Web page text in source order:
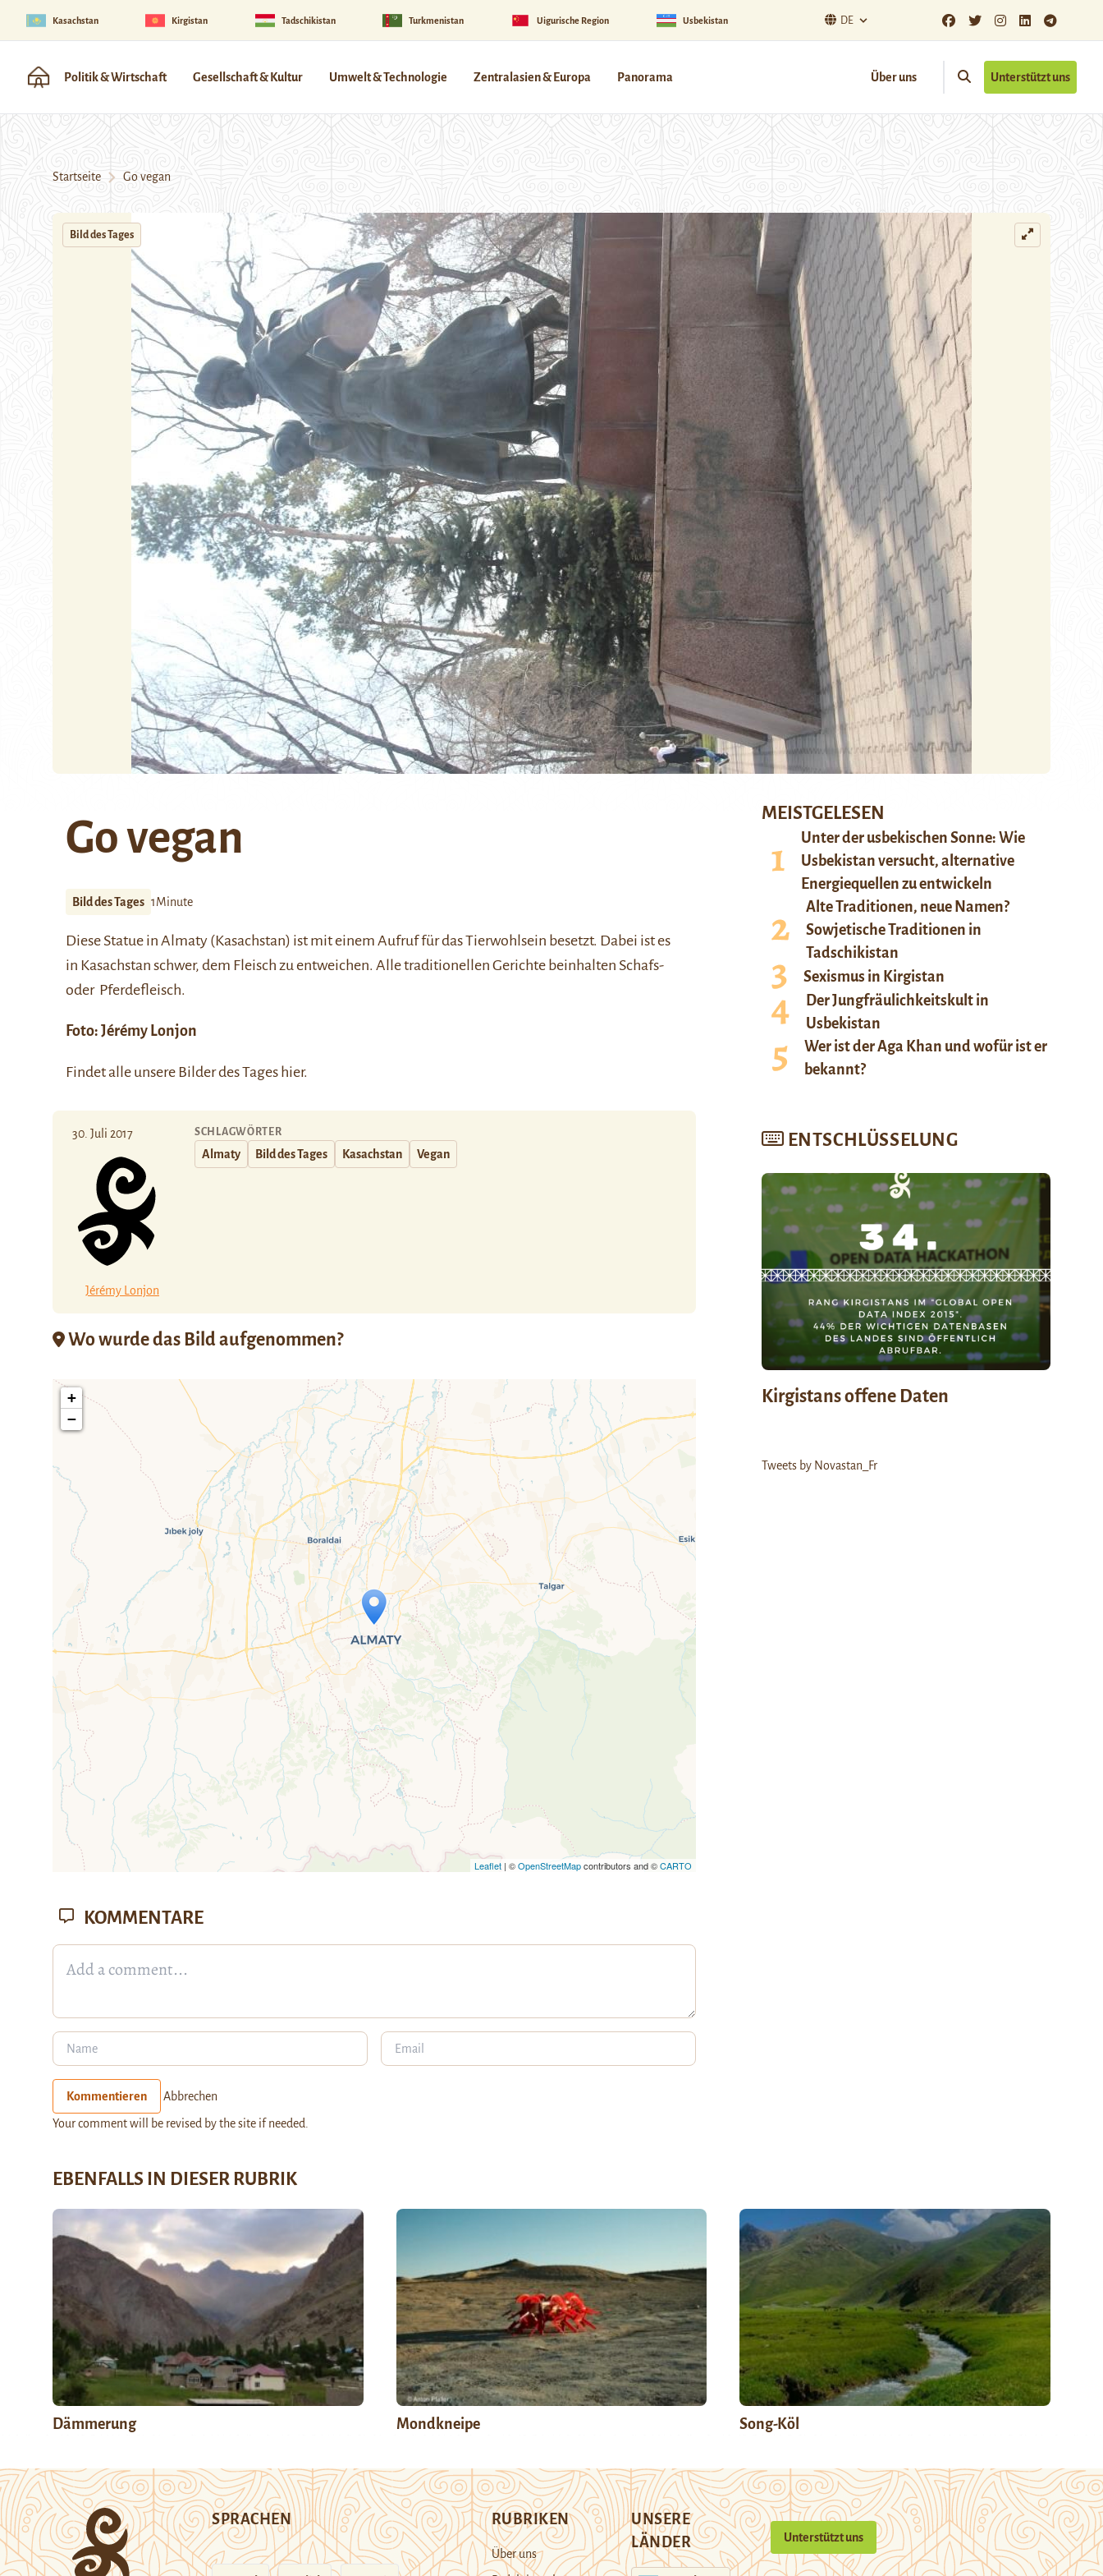
Kasachstan Kirgistan Tadschikistan Turkmenistan Uigurische Region Usbekistan DE
Politik & Wirtschaft Gesellschaft & Kultur Umwelt & Technologie Zentralasien & Europa Panorama Über uns Unterstützt uns
Startseite Go vegan
Bild des Tages
Go vegan
Bild des Tages 1Minute
Diese Statue in Almaty (Kasachstan) ist mit einem Aufruf für das Tierwohlsein besetzt. Dabei ist es
in Kasachstan schwer, dem Fleisch zu entweichen. Alle traditionellen Gerichte beinhalten Schafs-
oder Pferdefleisch.
Foto: Jérémy Lonjon
Findet alle unsere Bilder des Tages hier.
30. Juli 2017
Jérémy Lonjon
SCHLAGWÖRTER
Almaty Bild des Tages Kasachstan Vegan
Wo wurde das Bild aufgenommen?
Travelers' Map wird geladen …
Wenn du dies siehst, nachdem deine Seite vollständig geladen wurde,
fehlen leafletJS-Dateien.
+
−
Leaflet | ©OpenStreetMapcontributors and ©CARTO
MEISTGELESEN
Unter der usbekischen Sonne: Wie
Usbekistan versucht, alternative
Energiequellen zu entwickeln
Alte Traditionen, neue Namen?
Sowjetische Traditionen in
Tadschikistan
Sexismus in Kirgistan
Der Jungfräulichkeitskult in
Usbekistan
Wer ist der Aga Khan und wofür ist er
bekannt?
ENTSCHLÜSSELUNG
Kirgistans offene Daten
Tweets by Novastan_Fr
KOMMENTARE
Kommentieren Abbrechen
Your comment will be revised by the site if needed.
EBENFALLS IN DIESER RUBRIK
Dämmerung Mondkneipe Song-Köl
SPRACHEN RUBRIKEN
Über uns
UNSERE
LÄNDER
Unterstützt uns